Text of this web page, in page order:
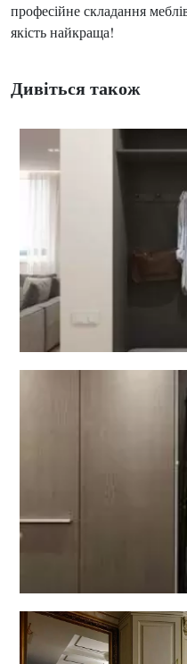
професійне складання
якість найкраща!
Дивіться також